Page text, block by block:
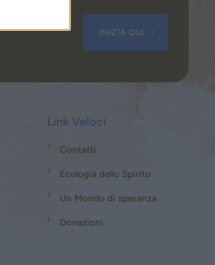
INIZIA QUI
Link Veloci
Contatti
Ecologia dello Spirito
Un Mondo di speranza
Donazioni